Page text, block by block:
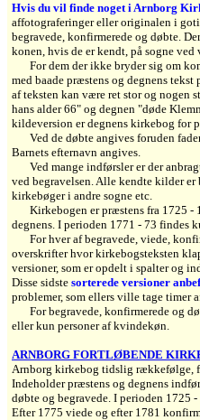
Hvis du vil finde noget i Arnborg
affotograferinger eller originalen i
begravede, konfirmerede og døbte.
konen, hvis de er kendt, på sogne ved
For dem der ikke bryder sig om
med baade præstens og degnens
af teksten kan være ret stor og nogen
hans alder 66" og degnen "døde
kildeversion er degnens kirkebog for
Ved de døbte angives foruden
Barnets efternavn angives.
Ved mange indførsler er der
ved begravelsen. Alle kendte kilder er
kirkebøger i andre sogne etc.
Kirkebogen er præstens fra 1725 -
degnens. I perioden 1771 - 73 findes
For hver af begravede, viede,
overskrifter hvor kirkebogsteksten
versioner, som er opdelt i spalter og
Disse sidste sorterede versioner
problemer, som ellers ville tage timer
For begravede, konfirmerede og
eller kun personer af kvindekøn.
ARNBORG FORTLØBENDE
Arnborg kirkebog tidslig rækkefølge,
Indeholder præstens og degnens
døbte og begravede. I perioden 1725
Efter 1775 viede og efter 1781